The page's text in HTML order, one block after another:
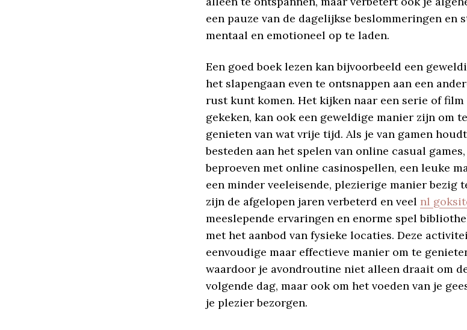
een pauze van de dagelijkse beslommeringen en
mentaal en emotioneel op te laden.
Een goed boek lezen kan bijvoorbeeld een
het slapengaan even te ontsnappen aan een
rust kunt komen. Het kijken naar een serie of
gekeken, kan ook een geweldige manier zijn om
genieten van wat vrije tijd. Als je van gamen
besteden aan het spelen van online casual
beproeven met online casinospellen, een leuke
een minder veeleisende, plezierige manier bezig
zijn de afgelopen jaren verbeterd en veel nl
meeslepende ervaringen en enorme spel
met het aanbod van fysieke locaties. Deze
eenvoudige maar effectieve manier om te
waardoor je avondroutine niet alleen draait om
volgende dag, maar ook om het voeden van je
je plezier bezorgen.